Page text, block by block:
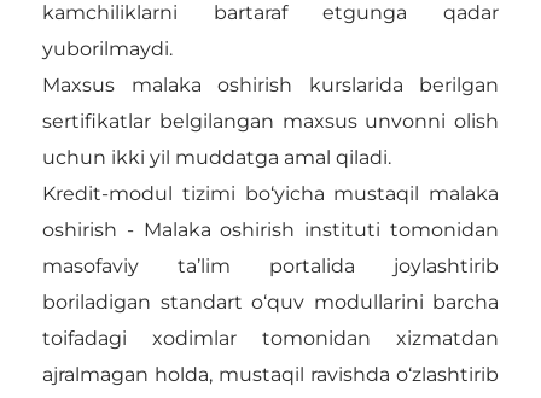
kamchiliklarni bartaraf etgunga qadar
yuborilmaydi.
Maxsus malaka oshirish kurslarida berilgan
sertifikatlar belgilangan maxsus unvonni olish
uchun ikki yil muddatga amal qiladi.
Kredit-modul tizimi bo‘yicha mustaqil malaka
oshirish - Malaka oshirish instituti tomonidan
masofaviy ta’lim portalida joylashtirib
boriladigan standart o‘quv modullarini barcha
toifadagi xodimlar tomonidan xizmatdan
ajralmagan holda, mustaqil ravishda o‘zlashtirib